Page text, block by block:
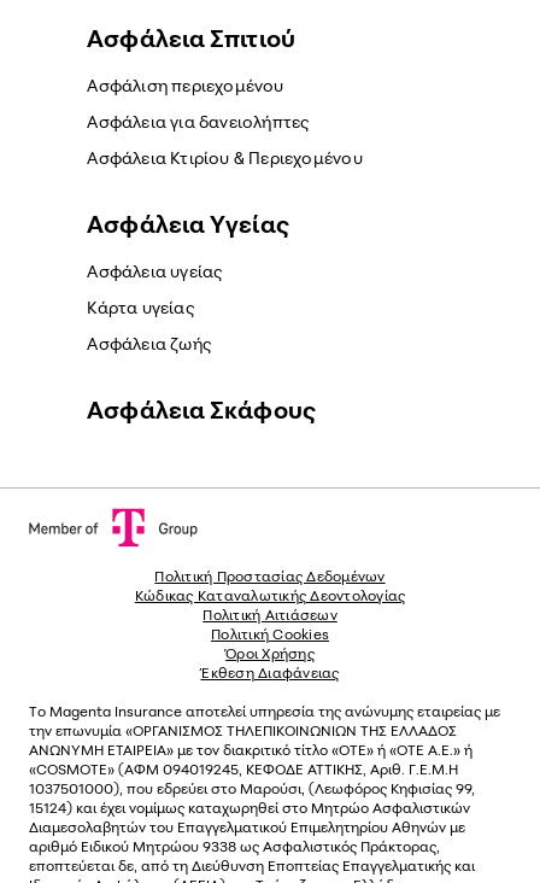
Ασφάλεια Σπιτιού
Ασφάλιση περιεχομένου
Ασφάλεια για δανειολήπτες
Ασφάλεια Κτιρίου & Περιεχομένου
Ασφάλεια Yγείας
Ασφάλεια υγείας
Κάρτα υγείας
Ασφάλεια ζωής
Ασφάλεια Σκάφους
Πολιτική Προστασίας Δεδομένων
Κώδικας Καταναλωτικής Δεοντολογίας
Πολιτική Αιτιάσεων
Πολιτική Cookies
Όροι Χρήσης
Έκθεση Διαφάνειας
Το Magenta Insurance αποτελεί υπηρεσία της ανώνυµης εταιρείας µε
την επωνυµία «ΟΡΓΑΝΙΣΜΟΣ ΤΗΛΕΠΙΚΟΙΝΩΝΙΩΝ ΤΗΣ ΕΛΛΑΔΟΣ
ΑΝΩΝΥΜΗ ΕΤΑΙΡΕΙΑ» µε τον διακριτικό τίτλο «OTE» ή «ΟΤΕ Α.Ε.» ή
«COSMOTE» (ΑΦΜ 094019245, ΚΕΦΟΔΕ ΑΤΤΙΚΗΣ, Αριθ. Γ.Ε.Μ.Η
1037501000), που εδρεύει στο Μαρούσι, (Λεωφόρος Κηφισίας 99,
15124) και έχει νοµίµως καταχωρηθεί στο Μητρώο Ασφαλιστικών
Διαµεσολαβητών του Επαγγελµατικού Επιµελητηρίου Αθηνών µε
αριθµό Ειδικού Μητρώου 9338 ως Ασφαλιστικός Πράκτορας,
εποπτεύεται δε, από τη Διεύθυνση Εποπτείας Επαγγελματικής και